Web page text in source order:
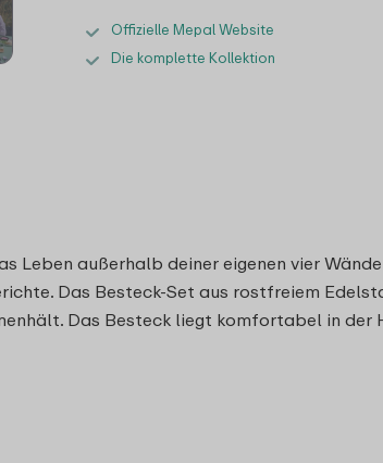
Offizielle Mepal Website
Die komplette Kollektion
Leben außerhalb deiner eigenen vier
Das Besteck-Set aus rostfreiem
Das Besteck liegt komfortabel in der